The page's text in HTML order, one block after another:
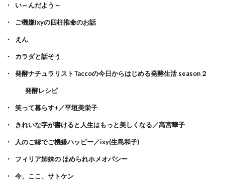
い～んだよう～
ご機嫌ixyの四柱推命のお話
えん
カラダと話そう
発酵ナチュラリストTaccoの今日からはじめる発酵生活 season２
発酵レシピ
笑って暮らす+／平垣美栄子
きれいな字が書けると人生はもっと美しくなる／高宮華子
人のご縁でご機嫌ハッピー／ixy(生島和子)
フィリア姉妹の ほめられホメオパシー
今、ここ、サトケン